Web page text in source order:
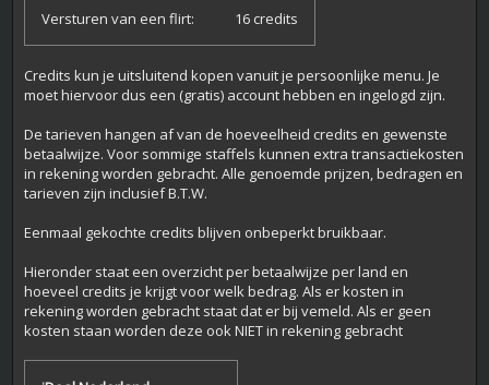
Versturen van een flirt:
16 credits
Credits kun je uitsluitend kopen vanuit je persoonlijke menu. Je
moet hiervoor dus een (gratis) account hebben en ingelogd zijn.
De tarieven hangen af van de hoeveelheid credits en gewenste
betaalwijze. Voor sommige staffels kunnen extra transactiekosten
in rekening worden gebracht. Alle genoemde prijzen, bedragen en
tarieven zijn inclusief B.T.W.
Eenmaal gekochte credits blijven onbeperkt bruikbaar.
Hieronder staat een overzicht per betaalwijze per land en
hoeveel credits je krijgt voor welk bedrag. Als er kosten in
rekening worden gebracht staat dat er bij vemeld. Als er geen
kosten staan worden deze ook NIET in rekening gebracht